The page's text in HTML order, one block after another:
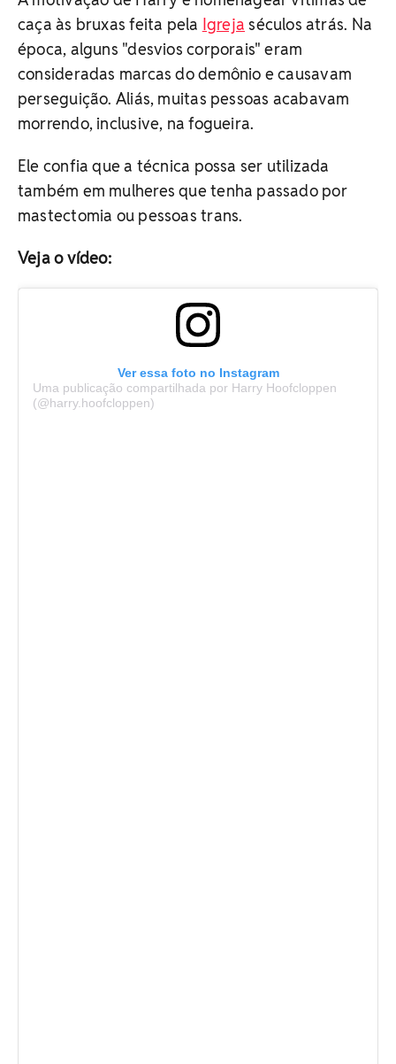
caça às bruxas feita pela Igreja séculos atrás. Na
época, alguns "desvios corporais" eram
consideradas marcas do demônio e causavam
perseguição. Aliás, muitas pessoas acabavam
morrendo, inclusive, na fogueira.
Ele confia que a técnica possa ser utilizada
também em mulheres que tenha passado por
mastectomia ou pessoas trans.
Veja o vídeo:
Ver essa foto no Instagram
Uma publicação compartilhada por Harry Hoofcloppen
(@harry.hoofcloppen)